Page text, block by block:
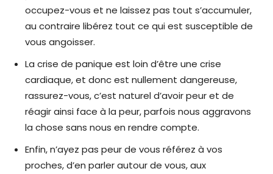
occupez-vous et ne laissez pas tout s’accumuler,
au contraire libérez tout ce qui est susceptible de
vous angoisser.
La crise de panique est loin d’être une crise
cardiaque, et donc est nullement dangereuse,
rassurez-vous, c’est naturel d’avoir peur et de
réagir ainsi face à la peur, parfois nous aggravons
la chose sans nous en rendre compte.
Enfin, n’ayez pas peur de vous référez à vos
proches, d’en parler autour de vous, aux